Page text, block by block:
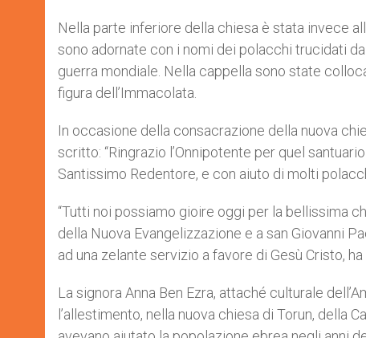
Nella parte inferiore della chiesa è stata invece
sono adornate con i nomi dei polacchi trucidati
guerra mondiale. Nella cappella sono state
figura dell’Immacolata.
In occasione della consacrazione della nuova
scritto: “Ringrazio l’Onnipotente per quel
Santissimo Redentore, e con aiuto di molti
“Tutti noi possiamo gioire oggi per la bellissima
della Nuova Evangelizzazione e a san Giovanni
ad una zelante servizio a favore di Gesù Cristo,
La signora Anna Ben Ezra, attaché culturale
l’allestimento, nella nuova chiesa di Torun, della